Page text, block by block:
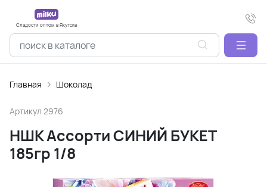
Сладости оптом в Якутске
Главная Шоколад
Артикул 2976
НШК Ассорти СИНИЙ БУКЕТ
185гр 1/8